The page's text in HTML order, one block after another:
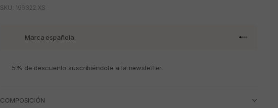
SKU: 196322.XS
Marca española Ir al artículo
Ir al
Ir al
Ir al
5% de descuento suscribiéndote a la newslettler
COMPOSICIÓN